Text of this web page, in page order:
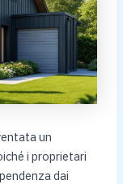
un
i proprietari
dai